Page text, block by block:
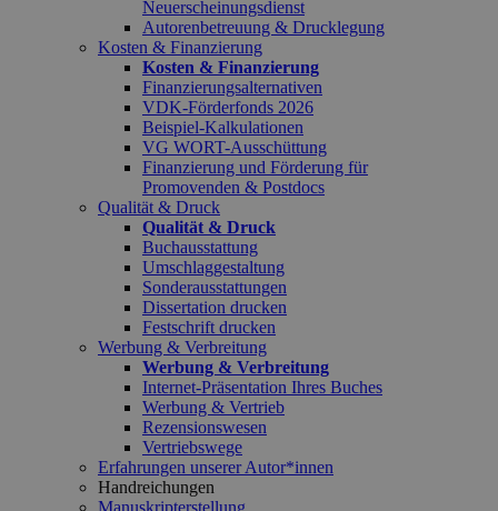
Neuerscheinungsdienst
Autorenbetreuung & Drucklegung
Kosten & Finanzierung
Kosten & Finanzierung
Finanzierungsalternativen
VDK-Förderfonds 2026
Beispiel-Kalkulationen
VG WORT-Ausschüttung
Finanzierung und Förderung für
Promovenden & Postdocs
Qualität & Druck
Qualität & Druck
Buchausstattung
Umschlaggestaltung
Sonderausstattungen
Dissertation drucken
Festschrift drucken
Werbung & Verbreitung
Werbung & Verbreitung
Internet-Präsentation Ihres Buches
Werbung & Vertrieb
Rezensionswesen
Vertriebswege
Erfahrungen unserer Autor*innen
Handreichungen
Manuskripterstellung